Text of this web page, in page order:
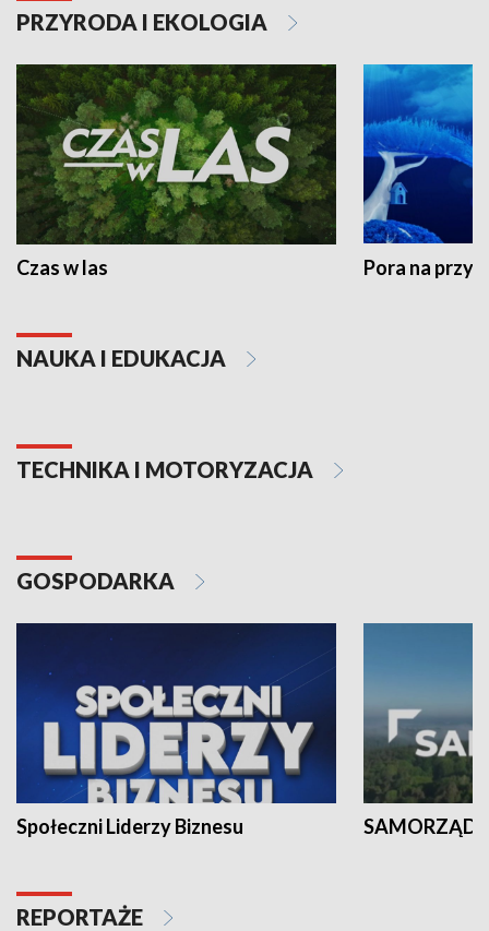
PRZYRODA I EKOLOGIA
Czas w las Pora na
NAUKA I EDUKACJA
TECHNIKA I MOTORYZACJA
GOSPODARKA
Społeczni Liderzy Biznesu SAMORZĄD
REPORTAŻE